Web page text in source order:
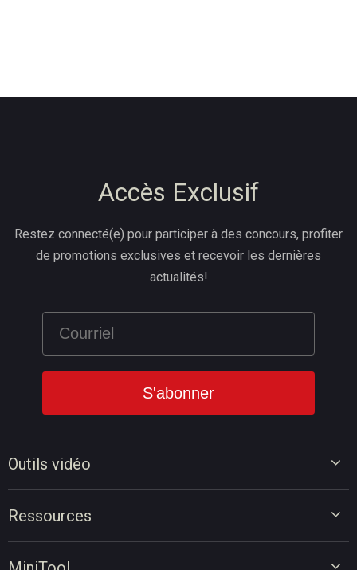
Outils vidéo
Ressources
Accès Exclusif
Restez connecté(e) pour participer à des concours, profiter
de promotions exclusives et recevoir les dernières
actualités!